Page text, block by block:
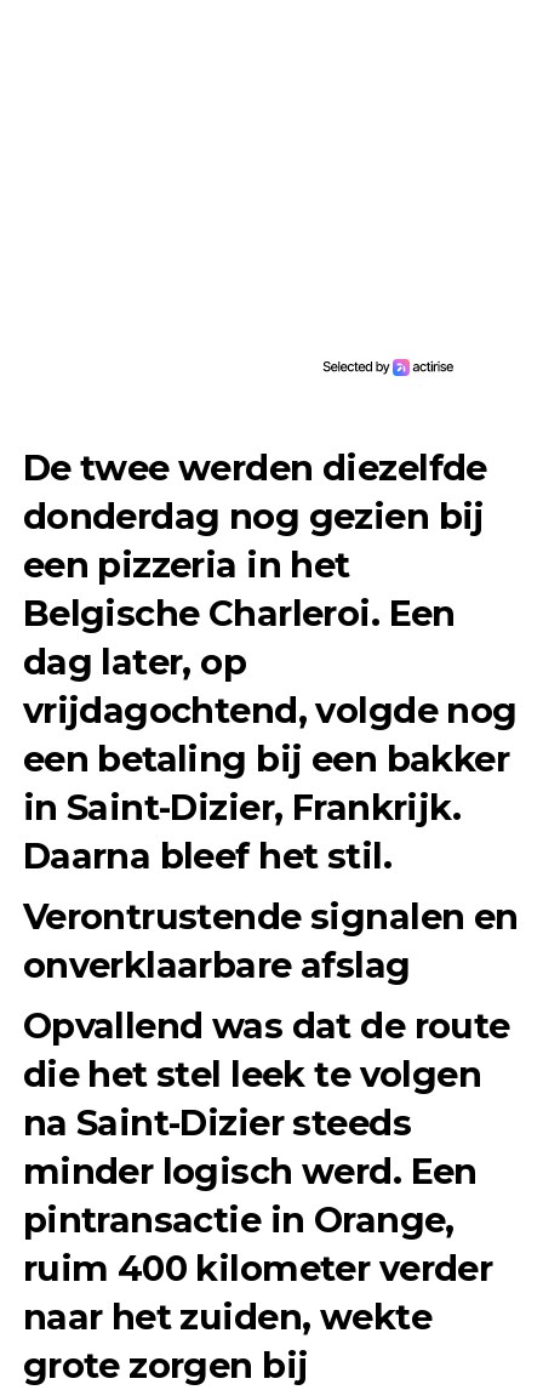
De twee werden diezelfde
donderdag nog gezien bij
een pizzeria in het
Belgische Charleroi. Een
dag later, op
vrijdagochtend, volgde nog
een betaling bij een bakker
in Saint-Dizier, Frankrijk.
Daarna bleef het stil.
Verontrustende signalen en
onverklaarbare afslag
Opvallend was dat de route
die het stel leek te volgen
na Saint-Dizier steeds
minder logisch werd. Een
pintransactie in Orange,
ruim 400 kilometer verder
naar het zuiden, wekte
grote zorgen bij